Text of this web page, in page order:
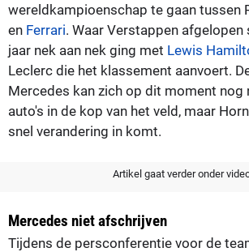
wereldkampioenschap te gaan tussen
en Ferrari. Waar Verstappen afgelopen
jaar nek aan nek ging met Lewis
Leclerc die het klassement aanvoert.
Mercedes kan zich op dit moment nog
auto's in de kop van het veld, maar
snel verandering in komt.
Artikel gaat verder onder
Mercedes niet afschrijven
Tijdens de persconferentie voor de